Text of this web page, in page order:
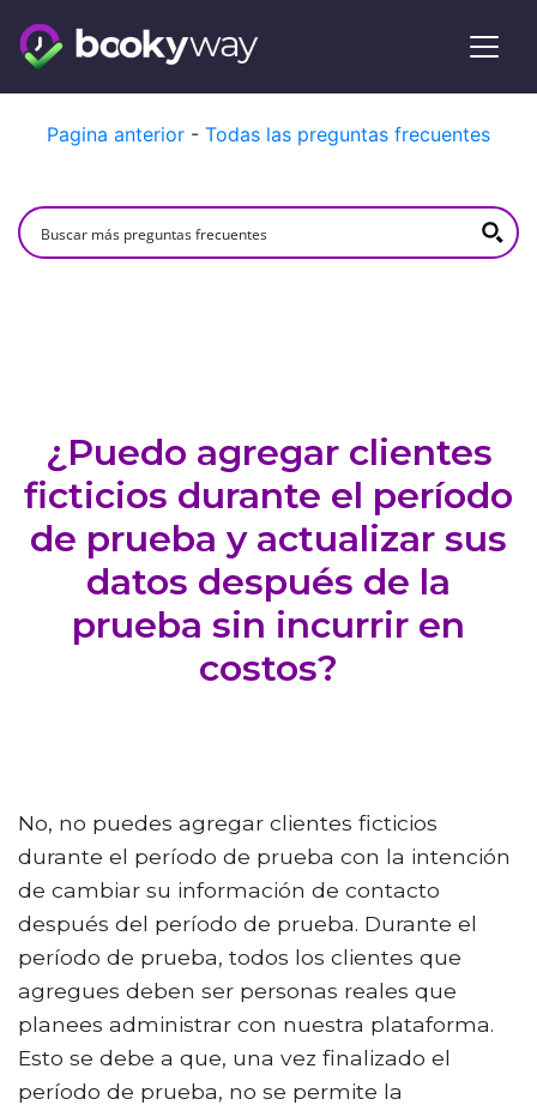
Pagina anterior - Todas las preguntas frecuentes
¿Puedo agregar clientes
ficticios durante el período
de prueba y actualizar sus
datos después de la
prueba sin incurrir en
costos?
No, no puedes agregar clientes ficticios
durante el período de prueba con la intención
de cambiar su información de contacto
después del período de prueba. Durante el
período de prueba, todos los clientes que
agregues deben ser personas reales que
planees administrar con nuestra plataforma.
Esto se debe a que, una vez finalizado el
período de prueba, no se permite la